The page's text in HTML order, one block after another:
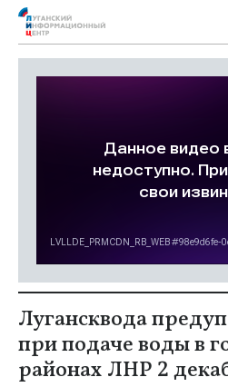
Лугансквода
при подаче воды в
районах ЛНР 2